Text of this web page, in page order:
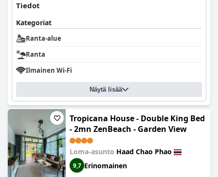
Tiedot
Kategoriat
Ranta-alue
Ranta
Ilmainen Wi-Fi
Näytä lisää
Tropicana House - Double King Bed
- 2mn ZenBeach - Garden View
Loma-asunto Haad Chao Phao
9,7 Erinomainen